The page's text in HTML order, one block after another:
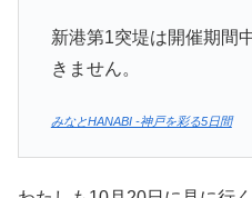
新港第1突堤は開催期間
きません。
みなとHANABI -神戸を彩る5日間